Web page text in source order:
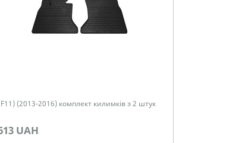
(2013-2016) комплект килимків з 2 штук
UAH